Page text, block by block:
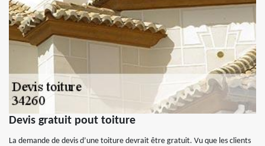
Devis gratuit pout toiture
La demande de devis d’une toiture devrait être gratuit. Vu que les clients